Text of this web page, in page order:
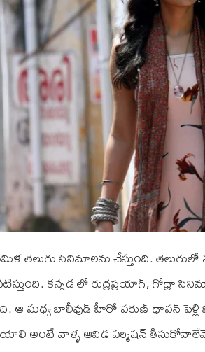
తెలుగు సినిమాలను చేస్తుంది.
కన్నడ లో రుద్రప్రయాగ్, గోధ్రా
ఆ మధ్య బాలీవుడ్ హీరో వరుణ్ ధావన్
అంటే వాళ్ళ ఆవిడ పర్మిషన్